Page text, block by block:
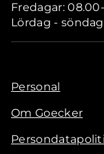
Fredagar:
Lördag -
Personal
Om Goecker